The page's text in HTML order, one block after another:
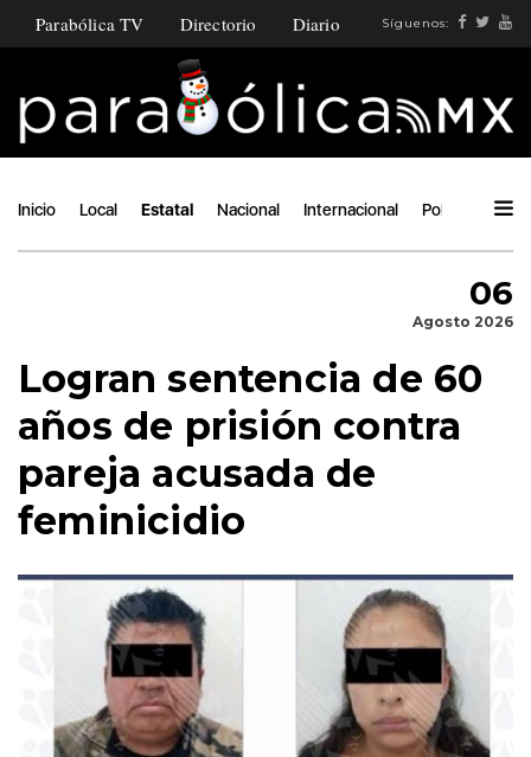
Parabólica TV Directorio Diario Síguenos:
Inicio Local Estatal Nacional Internacional Política
06
Agosto 2026
Logran sentencia de 60
años de prisión contra
pareja acusada de
feminicidio